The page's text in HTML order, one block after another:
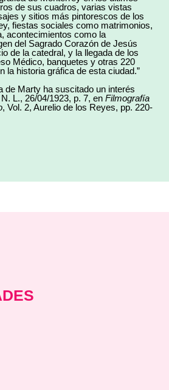
de sus cuadros, varias vistas
y sitios más pintorescos de los
fiestas sociales como matrimonios,
acontecimientos como la
del Sagrado Corazón de Jesús
de la catedral, y la llegada de los
Médico, banquetes y otras 220
la historia gráfica de esta ciudad.”
de Marty ha suscitado un interés
L., 26/04/1923, p. 7, en Filmografía
, Vol. 2, Aurelio de los Reyes, pp. 220-